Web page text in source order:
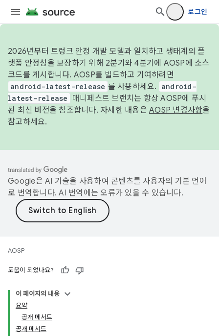
로그인
2026년부터 트렁크 안정 개발 모델과 일치하고 생태계의 플
랫폼 안정성을 보장하기 위해 2분기와 4분기에 AOSP에 소스
코드를 게시합니다. AOSP를 빌드하고 기여하려면
android-latest-release 를 사용하세요.
android-
latest-release
매니페스트 브랜치는 항상 AOSP에 푸시
된 최신 버전을 참조합니다. 자세한 내용은 AOSP 변경사항을
참고하세요.
Google은 AI 기술을 사용하여 콘텐츠를 사용자의 기본 언어
로 번역합니다. AI 번역에는 오류가 있을 수 있습니다.
AOSP
도움이 되었나요?
이 페이지의 내용
요약
공개 메서드
공개 메서드